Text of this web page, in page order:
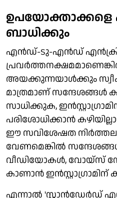
ബാധിക്കും
എൻഡ്-ടു-എൻഡ്
അയക്കുന്നയാൾക്കും
മാത്രമാണ് സന്ദേശങ്ങൾ
സാധിക്കുക,
പരിശോധിക്കാന്‍
ഈ സവിശേഷത
വേണമെങ്കില്‍
വീഡിയോകൾ, വോയ്‌സ്
കാണാന്‍ ഇൻസ്റ്റാഗ്രാമിന്
എന്നാല്‍ 'സ്റ്റാൻഡേർഡ്